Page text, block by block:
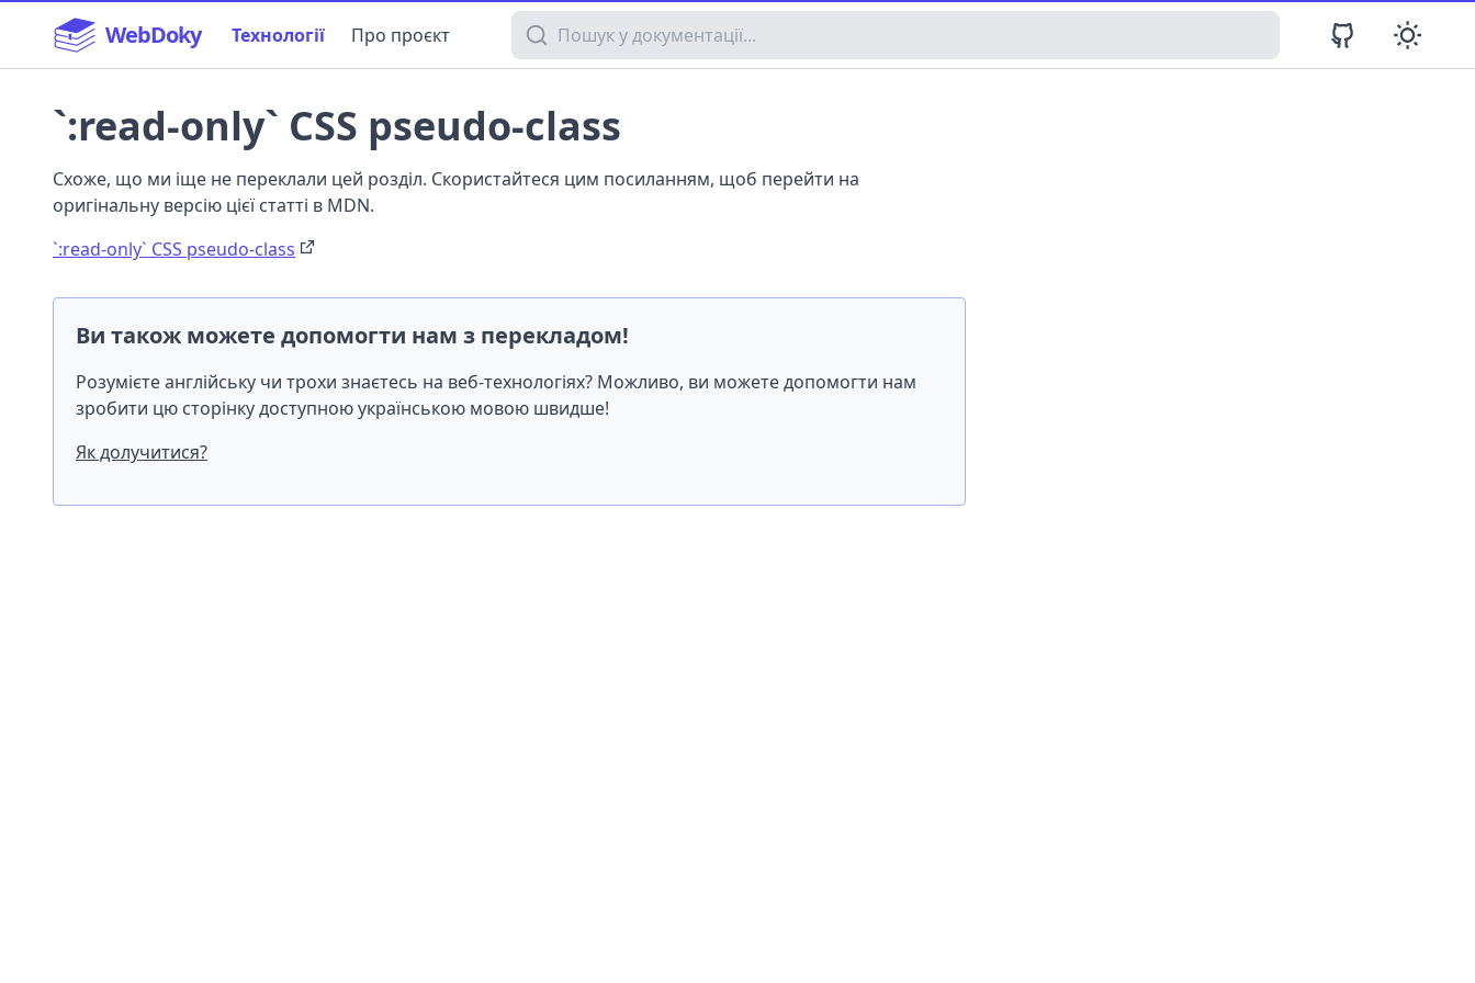
WebDoky Технології Про проєкт Пошук у документації
`:read-only` CSS pseudo-class
Схоже, що ми іще не переклали цей розділ. Скористайтеся цим посиланням, щоб перейти на
оригінальну версію цієї статті в MDN.
`:read-only` CSS pseudo-class
Ви також можете допомогти нам з перекладом!
Розумієте англійську чи трохи знаєтесь на веб-технологіях? Можливо, ви можете допомогти нам
зробити цю сторінку доступною українською мовою швидше!
Як долучитися?